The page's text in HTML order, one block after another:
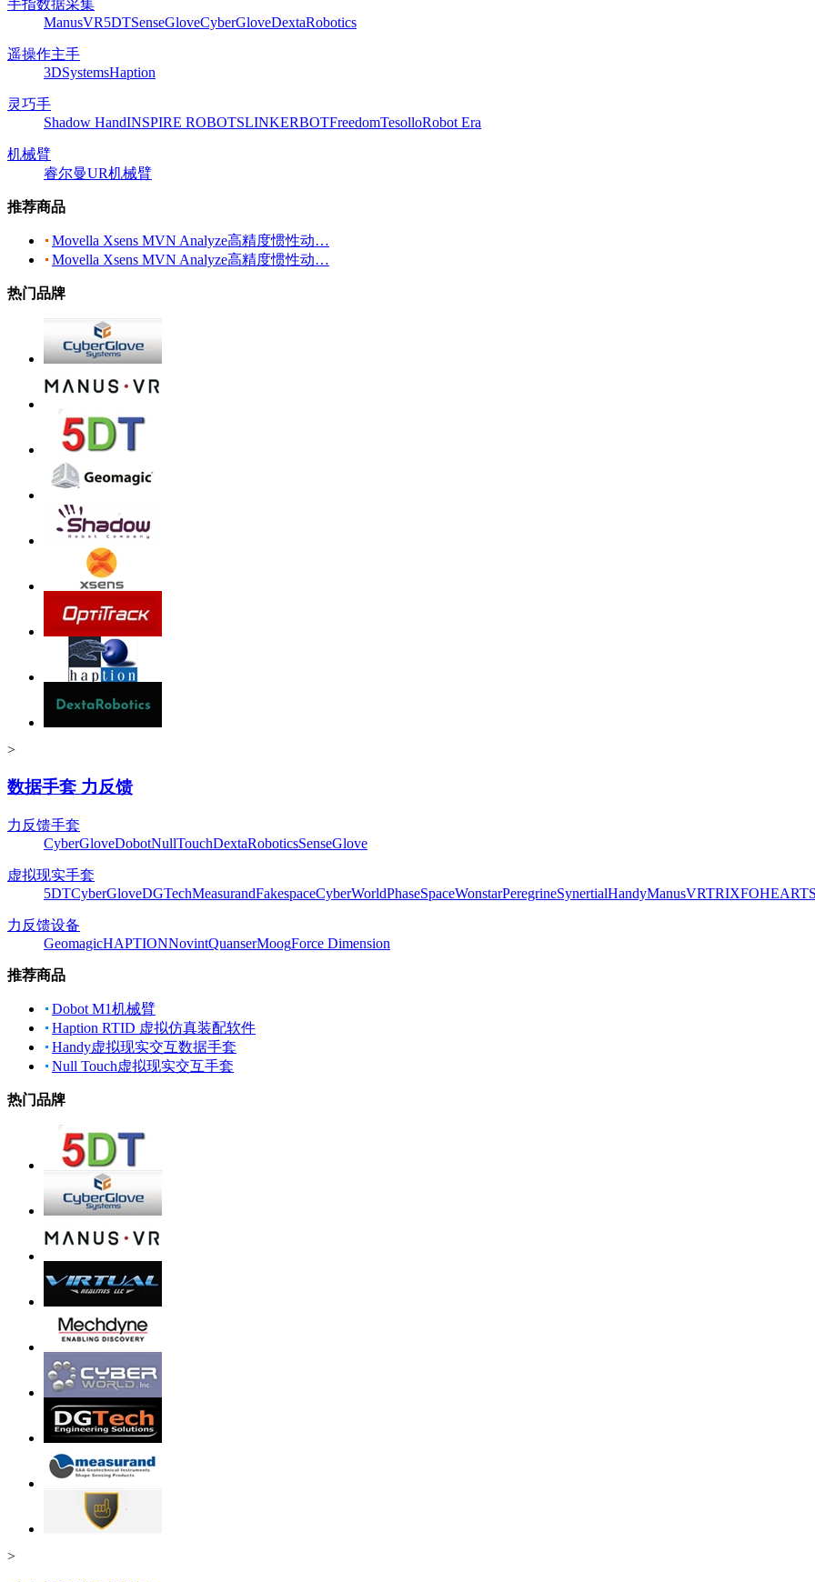
手指数据采集
ManusVR5DTSenseGloveCyberGloveDextaRobotics
遥操作主手
3DSystemsHaption
灵巧手
Shadow HandINSPIRE ROBOTSLINKERBOTFreedomTesolloRobot Era
机械臂
睿尔曼UR机械臂
推荐商品
Movella Xsens MVN Analyze高精度惯性动…
Movella Xsens MVN Analyze高精度惯性动…
热门品牌
>
数据手套 力反馈
力反馈手套
CyberGloveDobotNullTouchDextaRoboticsSenseGlove
虚拟现实手套
5DTCyberGloveDGTechMeasurandFakespaceCyberWorldPhaseSpaceWonstarPeregrineSynertialHandyManusVRTRIXFOHEART
力反馈设备
GeomagicHAPTIONNovintQuanserMoogForce Dimension
推荐商品
Dobot M1机械臂
Haption RTID 虚拟仿真装配软件
Handy虚拟现实交互数据手套
Null Touch虚拟现实交互手套
热门品牌
>